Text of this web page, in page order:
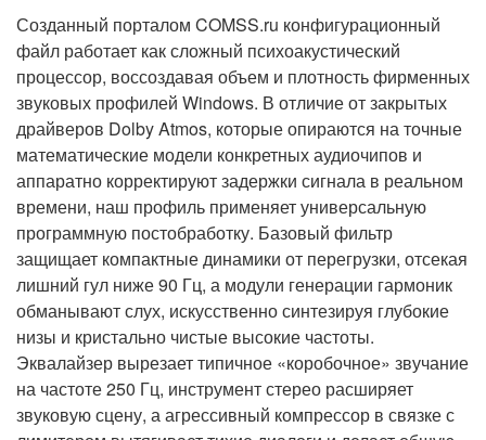
Созданный порталом COMSS.ru конфигурационный
файл работает как сложный психоакустический
процессор, воссоздавая объем и плотность фирменных
звуковых профилей Windows. В отличие от закрытых
драйверов Dolby Atmos, которые опираются на точные
математические модели конкретных аудиочипов и
аппаратно корректируют задержки сигнала в реальном
времени, наш профиль применяет универсальную
программную постобработку. Базовый фильтр
защищает компактные динамики от перегрузки, отсекая
лишний гул ниже 90 Гц, а модули генерации гармоник
обманывают слух, искусственно синтезируя глубокие
низы и кристально чистые высокие частоты.
Эквалайзер вырезает типичное «коробочное» звучание
на частоте 250 Гц, инструмент стерео расширяет
звуковую сцену, а агрессивный компрессор в связке с